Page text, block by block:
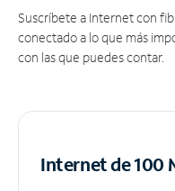
Suscríbete a Internet con
conectado a lo que más
con las que puedes contar.
Internet de 100